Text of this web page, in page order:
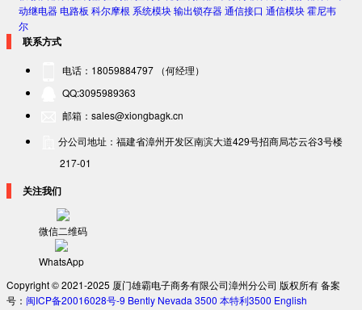
动继电器电路板 科尔摩根 系统模块输出锁存器通信接口 通信模块霍尼韦
尔
联系方式
电话：18059884797 （何经理）
QQ:3095989363
邮箱：sales@xiongbagk.cn
分公司地址：福建省漳州开发区南滨大道429号招商局芯云谷3号楼
217-01
关注我们
微信二维码
WhatsApp
Copyright © 2021-2025 厦门雄霸电子商务有限公司漳州分公司 版权所有 备案
号： 闽ICP备20016028号-9 Bently Nevada 3500 本特利3500 English